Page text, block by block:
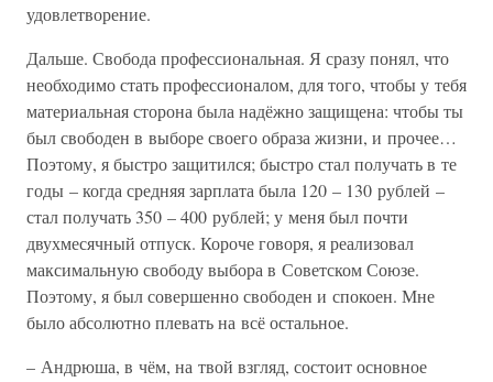
удовлетворение.
Дальше. Свобода профессиональная. Я сразу понял, что
необходимо стать профессионалом, для того, чтобы у тебя
материальная сторона была надёжно защищена: чтобы ты
был свободен в выборе своего образа жизни, и прочее…
Поэтому, я быстро защитился; быстро стал получать в те
годы – когда средняя зарплата была 120 – 130 рублей –
стал получать 350 – 400 рублей; у меня был почти
двухмесячный отпуск. Короче говоря, я реализовал
максимальную свободу выбора в Советском Союзе.
Поэтому, я был совершенно свободен и спокоен. Мне
было абсолютно плевать на всё остальное.
– Андрюша, в чём, на твой взгляд, состоит основное